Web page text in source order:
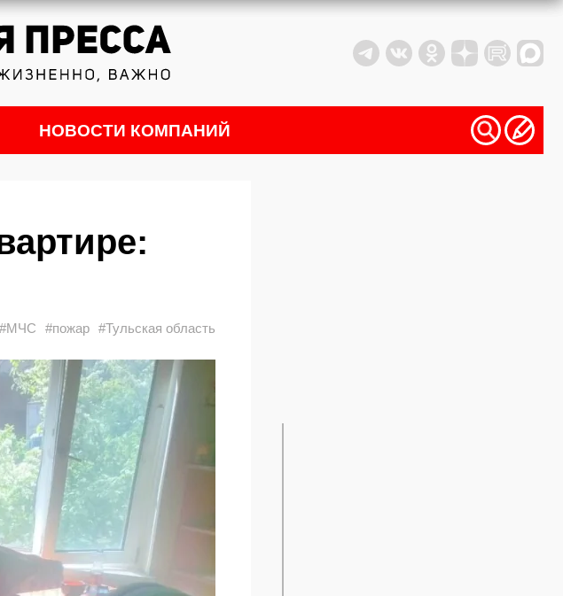
НОВОСТИ КОМПАНИЙ
#МЧС #пожар #Тульская область